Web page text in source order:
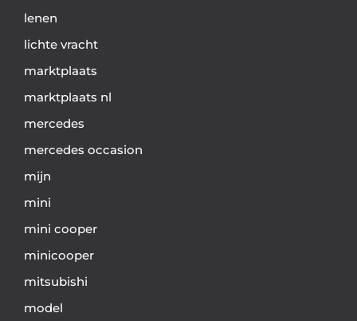
lenen
lichte vracht
marktplaats
marktplaats nl
mercedes
mercedes occasion
mijn
mini
mini cooper
minicooper
mitsubishi
model